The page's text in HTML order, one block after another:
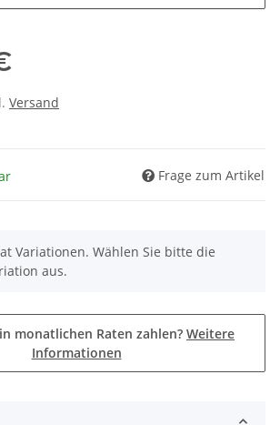
Versand
Frage zum Artikel
Variationen. Wählen Sie bitte die
aus.
monatlichen Raten zahlen? Weitere
Informationen